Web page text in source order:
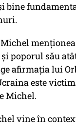
bine
poporul său
afirmația lui
este
Michel.
vine în